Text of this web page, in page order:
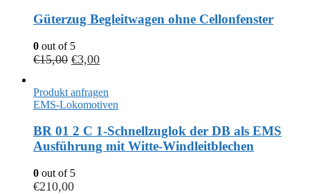
Güterzug Begleitwagen ohne Cellonfenster
0 out of 5
€15,00 €3,00
Produkt anfragen
EMS-Lokomotiven
BR 01 2 C 1-Schnellzuglok der DB als EMS
Ausführung mit Witte-Windleitblechen
0 out of 5
€210,00